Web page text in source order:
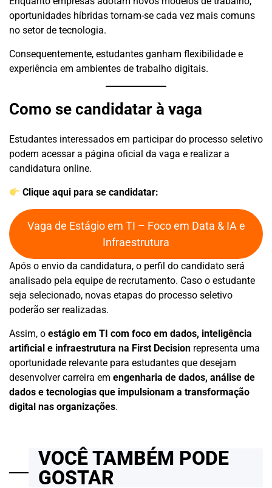
oportunidades híbridas tornam-se cada vez mais comuns
no setor de tecnologia.
Consequentemente, estudantes ganham flexibilidade e
experiência em ambientes de trabalho digitais.
Como se candidatar à vaga
Estudantes interessados em participar do processo seletivo
podem acessar a página oficial da vaga e realizar a
candidatura online.
Clique aqui para se candidatar:
Vaga de Estágio em TI – Foco em Data & IA e
Infraestrutura
Após o envio da candidatura, o perfil do candidato será
analisado pela equipe de recrutamento. Caso o estudante
seja selecionado, novas etapas do processo seletivo
poderão ser realizadas.
Assim, o estágio em TI com foco em dados, inteligência
artificial e infraestrutura na First Decision representa uma
oportunidade relevante para estudantes que desejam
desenvolver carreira em engenharia de dados, análise de
dados e tecnologias que impulsionam a transformação
digital nas organizações.
VOCÊ TAMBÉM PODE
GOSTAR